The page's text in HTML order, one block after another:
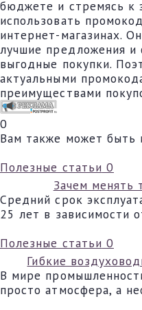
бюджете и стремясь к
использовать
интернет-магазинах.
лучшие предложения и
выгодные покупки.
актуальными
преимуществами
0
Вам также может быть
Полезные статьи 0
Зачем менять
Средний срок
25 лет в зависимости
Полезные статьи 0
Гибкие
В мире
просто атмосфера, а